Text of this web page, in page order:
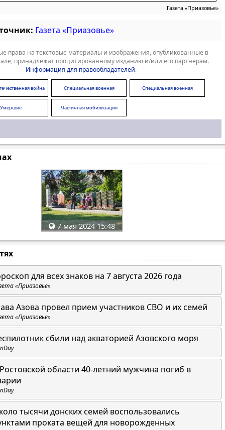
Газета «Приазовье»
Газета «Приазовье»
права на текстовые материалы и изображения, опубликованные в
принадлежат процитированному изданию и/или его партнерам.
Информация для правообладателей.
война
Специальная военная
операция
Специальная военная
операция
Умершие
Частичная мобилизация
7 мая 2024 15:48
для всех знаков на 7 августа 2026 года
«Приазовье»
Азова провел прием участников СВО и их семей
«Приазовье»
сбили над акваторией Азовского моря
области 40-летний мужчина погиб в
тысячи донских семей воспользовались
проката вещей для новорожденных